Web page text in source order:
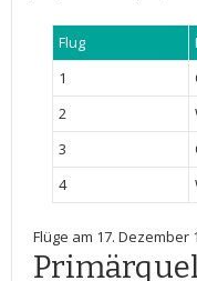
Flug
1
2
3
4
Flüge am 17.‍ Dezember